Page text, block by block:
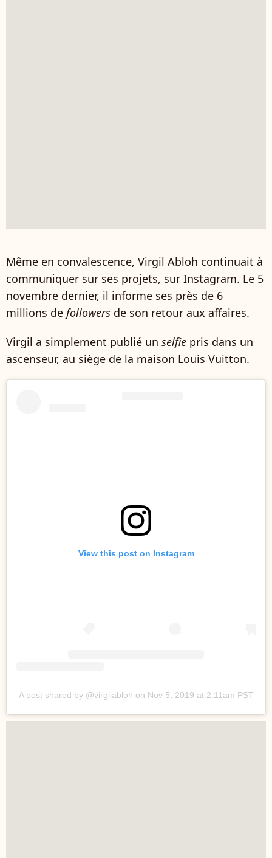
Même en convalescence, Virgil Abloh continuait à
communiquer sur ses projets, sur Instagram. Le 5
novembre dernier, il informe ses près de 6
millions de followers de son retour aux affaires.
Virgil a simplement publié un selfie pris dans un
ascenseur, au siège de la maison Louis Vuitton.
View this post on Instagram
A post shared by @virgilabloh on Nov 5, 2019 at 2:11am PST